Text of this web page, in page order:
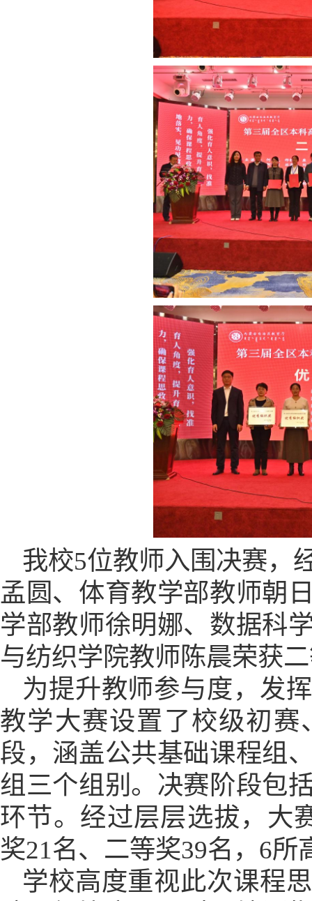
我校5位教师入围决赛，
孟圆、体育教学部教师朝
学部教师徐明娜、数据科
与纺织学院教师陈晨荣获
为提升教师参与度，发
教学大赛设置了校级初
段，涵盖公共基础课程组
组三个组别。决赛阶段包
环节。经过层层选拔，大
奖21名、二等奖39名，6
学校高度重视此次课程